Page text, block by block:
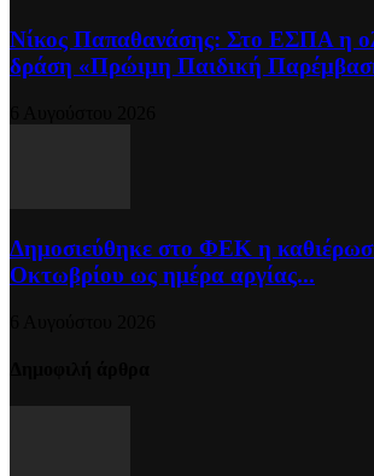
Νίκος Παπαθανάσης: Στο ΕΣΠΑ η
δράση «Πρώιμη Παιδική
Δημοσιεύθηκε στο ΦΕΚ η
Οκτωβρίου ως ημέρα αργίας...